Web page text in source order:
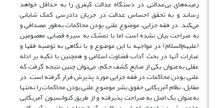
زمینه‌های بی‌عدالتی در دستگاه عدالت کیفری را به حداقل خواهد
رساند و به تحقق احساس عدالت در جریان دادرسی کمک شایانی
می‌کند. در فقه جزایی، موضوع علنی بودن محاکمات به‌طور مصداقی و
به صراحت بیان نشده است اما با تمسّک به سیره قضایی معصومین
(علیهم‌السلام) در مواجهه با این موضوع و با نگاهی به توصیه فقها و
عبارات آنها در بحث آداب قضاوت اسلامی و همچنین با تکیه بر ادله
عقلی به‌عنوان یکی از منابع کشف حکم، می‌توان چنین نتیجه گرفت که
علنی بودن محاکمات در فقه جزایی مورد پذیرش قرار گرفته است. در
مقابل، نظام آمریکایی حقوق بشر موضوع علنی بودن محاکمات را نه‌تنها
به‌‌عنوان یک اصل به صراحت پذیرفته و از طریق کنوانسیون آمریکایی